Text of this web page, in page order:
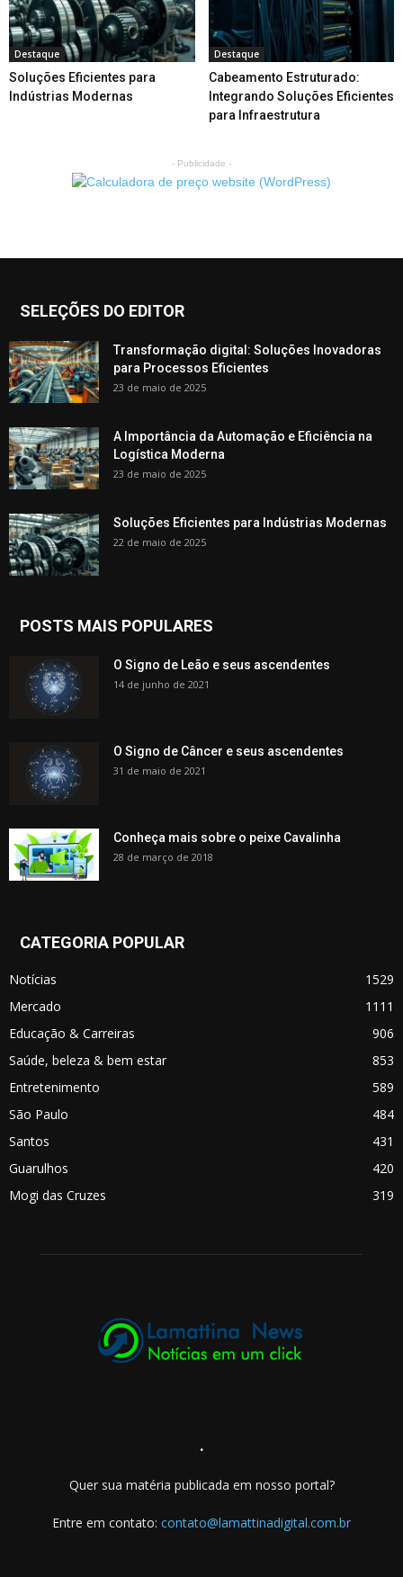
Destaque
Soluções Eficientes para
Indústrias Modernas
Destaque
Cabeamento Estruturado:
Integrando Soluções Eficientes
para Infraestrutura
- Publicidade -
SELEÇÕES DO EDITOR
Transformação digital: Soluções Inovadoras
para Processos Eficientes
23 de maio de 2025
A Importância da Automação e Eficiência na
Logística Moderna
23 de maio de 2025
Soluções Eficientes para Indústrias Modernas
22 de maio de 2025
POSTS MAIS POPULARES
O Signo de Leão e seus ascendentes
14 de junho de 2021
O Signo de Câncer e seus ascendentes
31 de maio de 2021
Conheça mais sobre o peixe Cavalinha
28 de março de 2018
CATEGORIA POPULAR
Notícias
1529
Mercado
1111
Educação & Carreiras
906
Saúde, beleza & bem estar
853
Entretenimento
589
São Paulo
484
Santos
431
Guarulhos
420
Mogi das Cruzes
319
.
Quer sua matéria publicada em nosso portal?
Entre em contato: contato@lamattinadigital.com.br